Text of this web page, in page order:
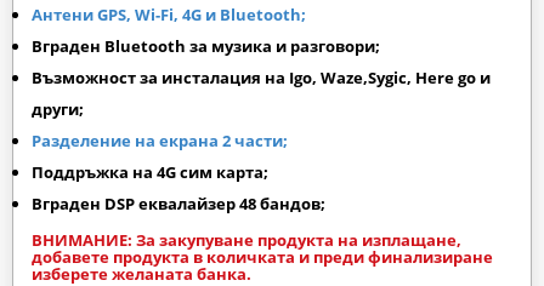
Антени GPS, Wi-Fi, 4G и Bluetooth;
Вграден Bluetooth за музика и разговори;
Възможност за инсталация на Igo, Waze,Sygic, Here go и
други;
Разделение на екрана 2 части;
Поддръжка на 4G сим карта;
Вграден DSP еквалайзер 48 бандов;
ВНИМАНИЕ: За закупуване продукта на изплащане,
добавете продукта в количката и преди финализиране
изберете желаната банка.